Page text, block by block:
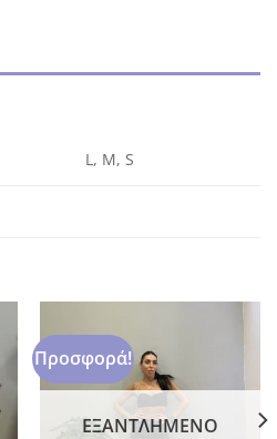
L, M, S
Προσφορά!
ΕΞΑΝΤΛΗΜΈΝΟ